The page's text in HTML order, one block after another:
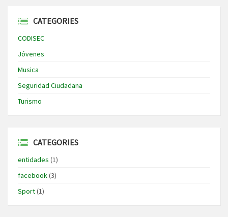
CATEGORIES
CODISEC
Jóvenes
Musica
Seguridad Ciudadana
Turismo
CATEGORIES
entidades (1)
facebook(3)
Sport(1)